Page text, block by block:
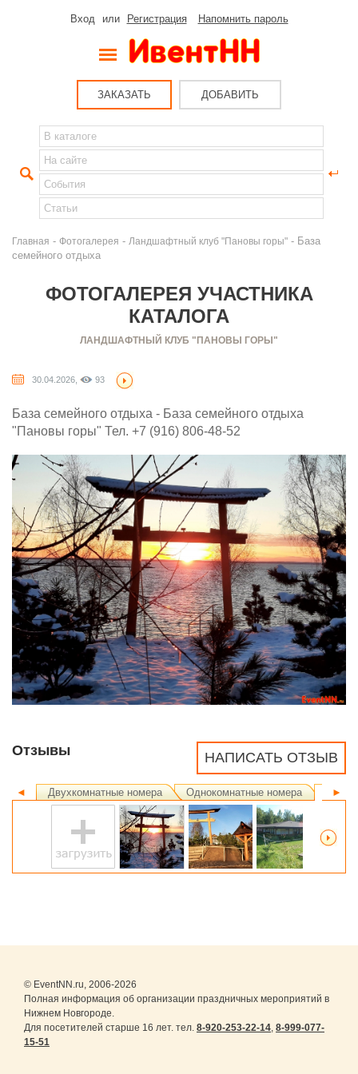
Вход или Регистрация Напомнить пароль
ЗАКАЗАТЬ ДОБАВИТЬ
Главная - Фотогалерея - Ландшафтный клуб "Пановы горы" - База
семейного отдыха
ФОТОГАЛЕРЕЯ УЧАСТНИКА
КАТАЛОГА
ЛАНДШАФТНЫЙ КЛУБ "ПАНОВЫ ГОРЫ"
30.04.2026, 93
База семейного отдыха - База семейного отдыха
"Пановы горы" Тел. +7 (916) 806-48-52
НАПИСАТЬ ОТЗЫВ
Отзывы
◄ ►
Двухкомнатные номера Однокомнатные номера
© EventNN.ru, 2006-2026
Полная информация об организации праздничных мероприятий в
Нижнем Новгороде.
Для посетителей старше 16 лет. тел. 8-920-253-22-14 8-999-077-
15-51